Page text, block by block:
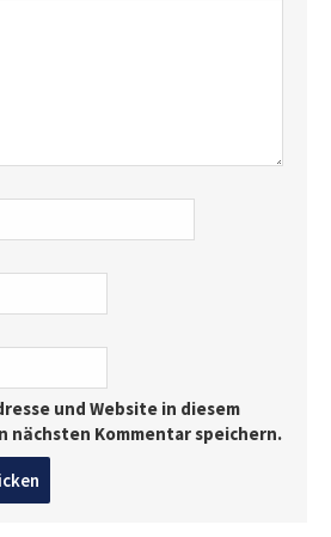
und Website in diesem
nächsten Kommentar speichern.